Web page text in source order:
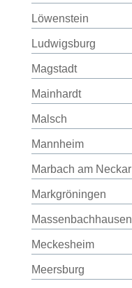
Löwenstein
Ludwigsburg
Magstadt
Mainhardt
Malsch
Mannheim
Marbach am Neckar
Markgröningen
Massenbachhausen
Meckesheim
Meersburg